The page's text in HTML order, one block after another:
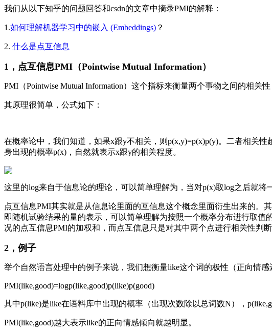
我们从以下知乎的问题回答和csdn的文章中摘录PMI的解释：
1.如何理解机器学习中的嵌入 (Embeddings) ？
2. 什么是点互信息
1，点互信息PMI（Pointwise Mutual Information）
PMI（Pointwise Mutual Information）这个指标来衡量两个事物之间的相关性
其原理很简单，公式如下：
在概率论中，我们知道，如果x跟y不相关，则p(x,y)=p(x)p(y)。二者相关
身出现的概率p(x)，自然就表示x跟y的相关程度。
这里的log来自于信息论的理论，可以简单理解为，当对p(x)取log之后就
点互信息PMI其实就是从信息论里面的互信息这个概念里面衍生出来的。
即随机试验结果的量的表示，可以简单理解为按照一个概率分布进行取
况的点互信息PMI的加权和，而点互信息只是对其中两个点进行相关性判
2，例子
举个自然语言处理中的例子来说，我们想衡量like这个词的极性（正向情
PMI(like,good)=logp(like,good)p(like)p(good)
其中p(like)是like在语料库中出现的概率（出现次数除以总词数N），
PMI(like,good)越大表示like的正向情感倾向就越明显。